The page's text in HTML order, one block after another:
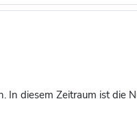
In diesem Zeitraum ist die